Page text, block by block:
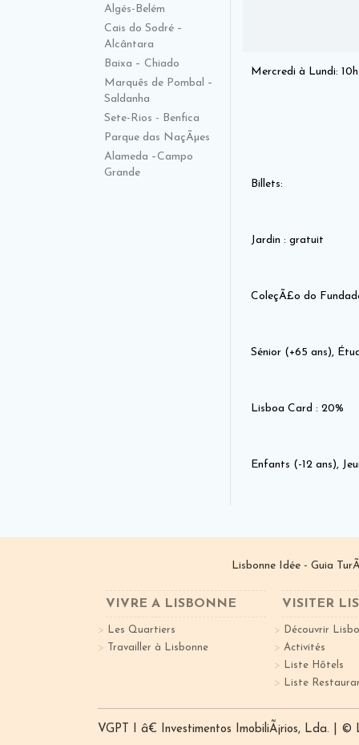
Algés-Belém
Cais do Sodré –
Alcântara
Baixa – Chiado
Marquês de Pombal –
Saldanha
Sete-Rios - Benfica
Parque das NaçÃµes
Alameda –Campo
Grande
Mercredi à Lundi:
Billets:
Jardin : gratuit
ColeçÃ£o do
Sénior (+65 ans),
Lisboa Card : 20%
Enfants (-12 ans),
Lisbonne Idée - Guia
VIVRE A LISBONNE
Les Quartiers
Travailler à Lisbonne
VISITER
Découvrir
Activités
Liste Hôtels
Liste
VGPT I â€ Investimentos ImobiliÃ¡rios, Lda. | ©